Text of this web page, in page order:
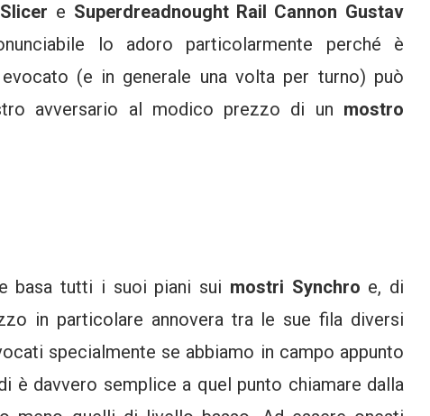
e Superdreadnought Rail Cannon Gustav
lo adoro particolarmente perché è
(e in generale una volta per turno) può
avversario al modico prezzo di un mostro
basa tutti i suoi piani sui mostri Synchro e, di
in particolare annovera tra le sue fila diversi
specialmente se abbiamo in campo appunto
è davvero semplice a quel punto chiamare dalla